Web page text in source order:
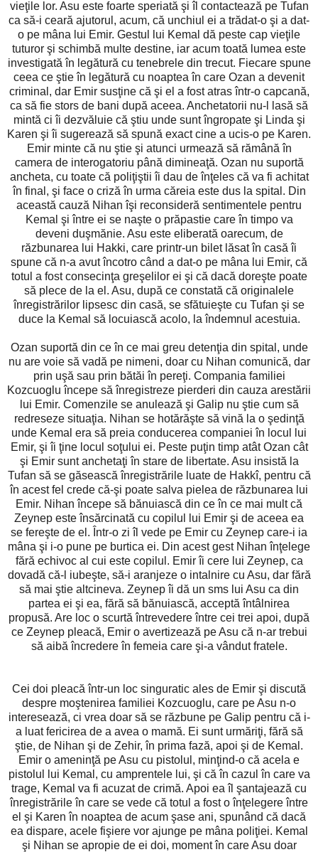
vieţile lor. Asu este foarte speriată şi îl contactează pe Tufan
ca să-i ceară ajutorul, acum, că unchiul ei a trădat-o şi a dat-
o pe mâna lui Emir. Gestul lui Kemal dă peste cap vieţile
tuturor şi schimbă multe destine, iar acum toată lumea este
investigată în legătură cu tenebrele din trecut. Fiecare spune
ceea ce ştie în legătură cu noaptea în care Ozan a devenit
criminal, dar Emir susţine că şi el a fost atras într-o capcană,
ca să fie stors de bani după aceea. Anchetatorii nu-l lasă să
mintă ci îi dezvăluie că ştiu unde sunt îngropate şi Linda şi
Karen şi îi sugerează să spună exact cine a ucis-o pe Karen.
Emir minte că nu ştie şi atunci urmează să rămână în
camera de interogatoriu până dimineaţă. Ozan nu suportă
ancheta, cu toate că poliţiştii îi dau de înţeles că va fi achitat
în final, şi face o criză în urma căreia este dus la spital. Din
această cauză Nihan îşi reconsideră sentimentele pentru
Kemal şi între ei se naşte o prăpastie care în timpo va
deveni duşmănie. Asu este eliberată oarecum, de
răzbunarea lui Hakki, care printr-un bilet lăsat în casă îi
spune că n-a avut încotro când a dat-o pe mâna lui Emir, că
totul a fost consecinţa greşelilor ei şi că dacă doreşte poate
să plece de la el. Asu, după ce constată că originalele
înregistrărilor lipsesc din casă, se sfătuieşte cu Tufan şi se
duce la Kemal să locuiască acolo, la îndemnul acestuia.
Ozan suportă din ce în ce mai greu detenţia din spital, unde
nu are voie să vadă pe nimeni, doar cu Nihan comunică, dar
prin uşă sau prin bătăi în pereţi. Compania familiei
Kozcuoglu începe să înregistreze pierderi din cauza arestării
lui Emir. Comenzile se anulează şi Galip nu ştie cum să
redreseze situaţia. Nihan se hotărăşte să vină la o şedinţă
unde Kemal era să preia conducerea companiei în locul lui
Emir, şi îi ţine locul soţului ei. Peste puţin timp atât Ozan cât
şi Emir sunt anchetaţi în stare de libertate. Asu insistă la
Tufan să se găsească înregistrările luate de Hakkî, pentru că
în acest fel crede că-şi poate salva pielea de răzbunarea lui
Emir. Nihan începe să bănuiască din ce în ce mai mult că
Zeynep este însărcinată cu copilul lui Emir şi de aceea ea
se fereşte de el. Într-o zi îl vede pe Emir cu Zeynep care-i ia
mâna şi i-o pune pe burtica ei. Din acest gest Nihan înţelege
fără echivoc al cui este copilul. Emir îi cere lui Zeynep, ca
dovadă că-l iubeşte, să-i aranjeze o intalnire cu Asu, dar fără
să mai ştie altcineva. Zeynep îi dă un sms lui Asu ca din
partea ei şi ea, fără să bănuiască, acceptă întâlnirea
propusă. Are loc o scurtă întrevedere între cei trei apoi, după
ce Zeynep pleacă, Emir o avertizează pe Asu că n-ar trebui
să aibă încredere în femeia care şi-a vândut fratele.
Cei doi pleacă într-un loc singuratic ales de Emir şi discută
despre moştenirea familiei Kozcuoglu, care pe Asu n-o
interesează, ci vrea doar să se răzbune pe Galip pentru că i-
a luat fericirea de a avea o mamă. Ei sunt urmăriţi, fără să
ştie, de Nihan şi de Zehir, în prima fază, apoi şi de Kemal.
Emir o ameninţă pe Asu cu pistolul, minţind-o că acela e
pistolul lui Kemal, cu amprentele lui, şi că în cazul în care va
trage, Kemal va fi acuzat de crimă. Apoi ea îl şantajează cu
înregistrările în care se vede că totul a fost o înţelegere între
el şi Karen în noaptea de acum şase ani, spunând că dacă
ea dispare, acele fişiere vor ajunge pe mâna poliţiei. Kemal
şi Nihan se apropie de ei doi, moment în care Asu doar